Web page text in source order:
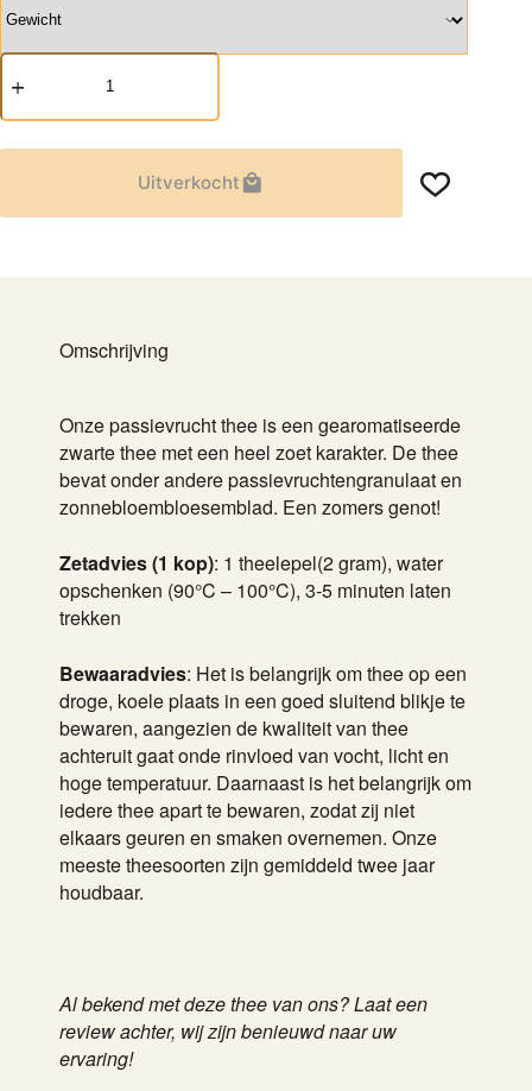
Passievrucht
aantal
Uitverkocht
Omschrijving
Onze passievrucht thee is een gearomatiseerde
zwarte thee met een heel zoet karakter. De thee
bevat onder andere passievruchtengranulaat en
zonnebloembloesemblad. Een zomers genot!
Zetadvies (1 kop): 1 theelepel(2 gram), water
opschenken (90°C – 100°C), 3-5 minuten laten
trekken
Bewaaradvies: Het is belangrijk om thee op een
droge, koele plaats in een goed sluitend blikje te
bewaren, aangezien de kwaliteit van thee
achteruit gaat onde rinvloed van vocht, licht en
hoge temperatuur. Daarnaast is het belangrijk om
iedere thee apart te bewaren, zodat zij niet
elkaars geuren en smaken overnemen. Onze
meeste theesoorten zijn gemiddeld twee jaar
houdbaar.
Al bekend met deze thee van ons? Laat een
review achter, wij zijn benieuwd naar uw
ervaring!